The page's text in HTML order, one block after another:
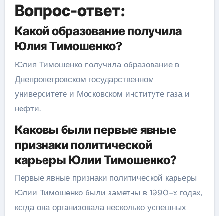
Вопрос-ответ:
Какой образование получила
Юлия Тимошенко?
Юлия Тимошенко получила образование в
Днепропетровском государственном
университете и Московском институте газа и
нефти.
Каковы были первые явные
признаки политической
карьеры Юлии Тимошенко?
Первые явные признаки политической карьеры
Юлии Тимошенко были заметны в 1990-х годах,
когда она организовала несколько успешных